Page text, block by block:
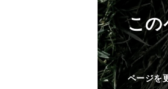
この
ページを